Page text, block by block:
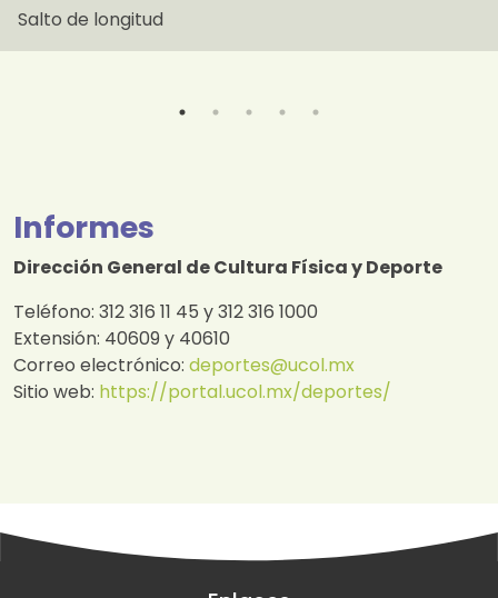
Salto de longitud
Informes
Dirección General de Cultura Física y Deporte
Teléfono: 312 316 11 45 y 312 316 1000
Extensión: 40609 y 40610
Correo electrónico: deportes@ucol.mx
Sitio web: https://portal.ucol.mx/deportes/